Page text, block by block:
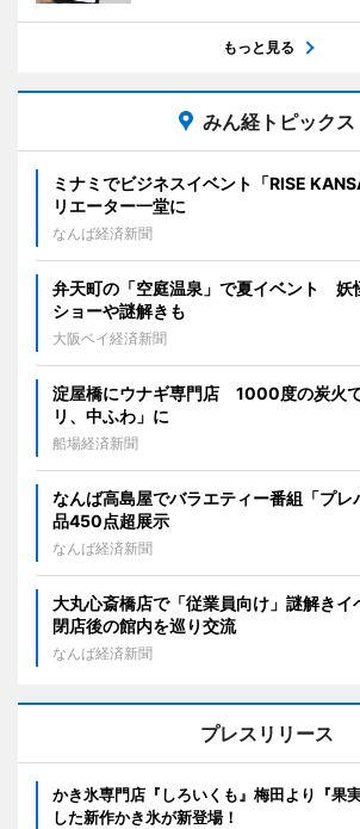
もっと見る
みん経トピックス
ミナミでビジネスイベント「RISE
リエーター一堂に
なんば経済新聞
弁天町の「空庭温泉」で夏イベント 妖
ショーや謎解きも
大阪ベイ経済新聞
淀屋橋にウナギ専門店 1000度の炭火
リ、中ふわ」に
船場経済新聞
なんば高島屋でバラエティー番組「プ
品450点超展示
なんば経済新聞
大丸心斎橋店で「従業員向け」謎解き
閉店後の館内を巡り交流
なんば経済新聞
プレスリリース
かき氷専門店『しろいくも』梅田より『果
した新作かき氷が新登場！